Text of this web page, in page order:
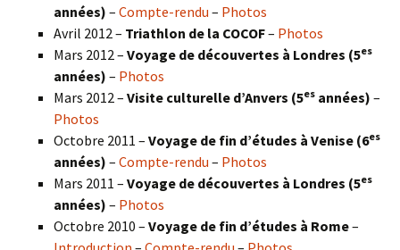
années) – Compte-rendu – Photos
Avril 2012 – Triathlon de la COCOF– Photos
Mars 2012 – Voyage de découvertes à Londres (5es
années) – Photos
Mars 2012 – Visite culturelle d’Anvers (5es années) –
Photos
Octobre 2011 – Voyage de fin d’études à Venise (6es
années) – Compte-rendu – Photos
Mars 2011 – Voyage de découvertes à Londres (5es
années) – Photos
Octobre 2010 – Voyage de fin d’études à Rome–